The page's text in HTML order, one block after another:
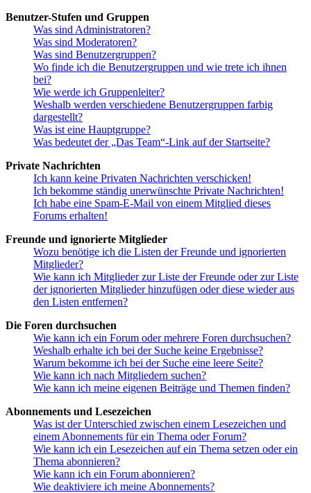
Benutzer-Stufen und Gruppen
Was sind Administratoren?
Was sind Moderatoren?
Was sind Benutzergruppen?
Wo finde ich die Benutzergruppen und wie trete ich ihnen
bei?
Wie werde ich Gruppenleiter?
Weshalb werden verschiedene Benutzergruppen farbig
dargestellt?
Was ist eine Hauptgruppe?
Was bedeutet der „Das Team“-Link auf der Startseite?
Private Nachrichten
Ich kann keine Privaten Nachrichten verschicken!
Ich bekomme ständig unerwünschte Private Nachrichten!
Ich habe eine Spam-E-Mail von einem Mitglied dieses
Forums erhalten!
Freunde und ignorierte Mitglieder
Wozu benötige ich die Listen der Freunde und ignorierten
Mitglieder?
Wie kann ich Mitglieder zur Liste der Freunde oder zur Liste
der ignorierten Mitglieder hinzufügen oder diese wieder aus
den Listen entfernen?
Die Foren durchsuchen
Wie kann ich ein Forum oder mehrere Foren durchsuchen?
Weshalb erhalte ich bei der Suche keine Ergebnisse?
Warum bekomme ich bei der Suche eine leere Seite?
Wie kann ich nach Mitgliedern suchen?
Wie kann ich meine eigenen Beiträge und Themen finden?
Abonnements und Lesezeichen
Was ist der Unterschied zwischen einem Lesezeichen und
einem Abonnements für ein Thema oder Forum?
Wie kann ich ein Lesezeichen auf ein Thema setzen oder ein
Thema abonnieren?
Wie kann ich ein Forum abonnieren?
Wie deaktiviere ich meine Abonnements?